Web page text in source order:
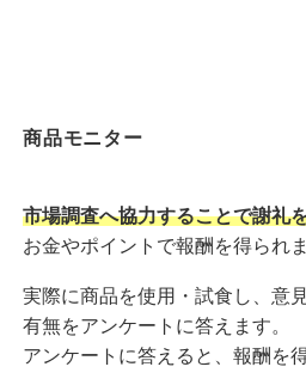
商品モニター
市場調査へ協力することで謝礼
お金やポイントで報酬を得られま
実際に商品を使用・試食し、意
有無をアンケートに答えます。
アンケートに答えると、報酬を